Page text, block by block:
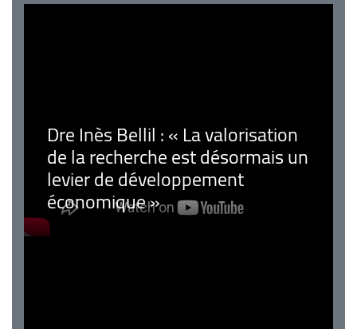
Dre Inès Bellil : « La valorisation
de la recherche est désormais un
levier de développement
économique »